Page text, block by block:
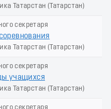
Татарстан (Татарстан)
секретаря
Татарстан (Татарстан)
секретаря
учащихся
Татарстан (Татарстан)